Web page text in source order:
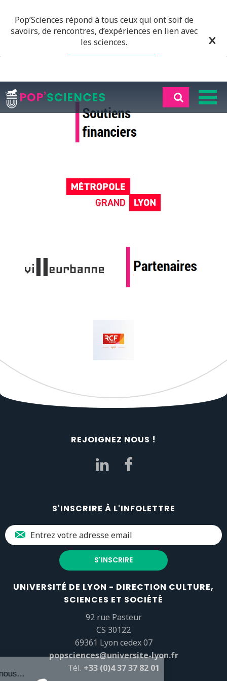
Pop’Sciences répond à tous ceux qui ont soif de
savoirs, de rencontres, d’expériences en lien avec
les sciences.
REJOIGNEZ NOUS !
S'INSCRIRE À L'INFOLETTRE
UNIVERSITÉ DE LYON - DIRECTION CULTURE,
SCIENCES ET SOCIÉTÉ
92 rue Pasteur
CS 30122
69361 Lyon cedex 07
popsciences@universite-lyon.fr
Tél. +33 (0)4 37 37 82 01